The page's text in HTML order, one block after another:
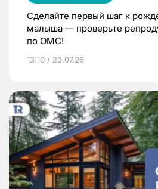
Сделайте первый шаг к
малыша — проверьте
по ОМС!
13:10 / 23.07.26